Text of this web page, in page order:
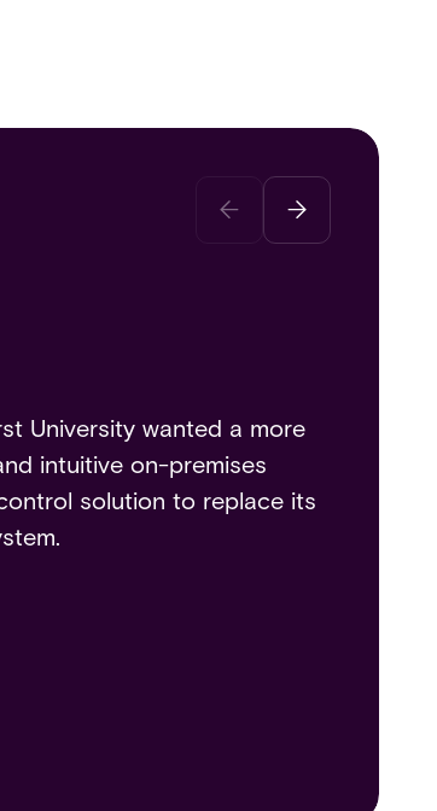
University wanted a more
intuitive on-premises
solution to replace its
campus required a
scalable solution capable
a vibrant and expanding
community.